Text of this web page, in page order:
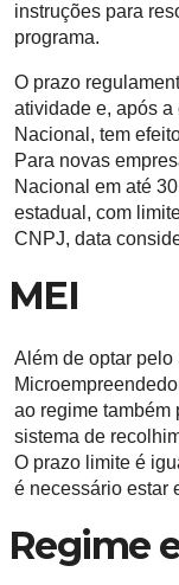
instruções para
programa.
O prazo
atividade e, após
Nacional, tem
Para novas
Nacional em até
estadual, com
CNPJ, data
MEI
Além de optar
ao regime também
sistema de
O prazo limite é
é necessário estar
Regime